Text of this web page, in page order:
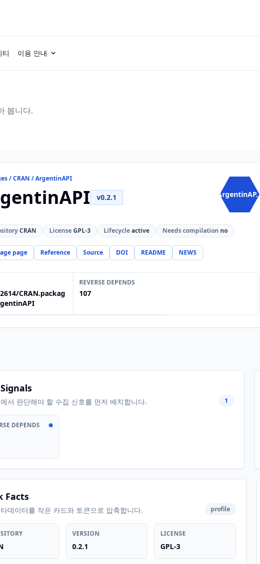
티 이용 안내
봅니다.
/ CRAN / ArgentinAPI
v0.2.1 ArgentinAP...
CRAN LicenseGPL-3 Lifecycleactive Needs compilation no
page Reference Source DOI README NEWS
CRAN.packag
REVERSE DEPENDS
107
서 판단해야 할 수집 신호를 먼저 배치합니다. 1
DEPENDS
Facts
데이터를 작은 카드와 토큰으로 압축합니다. profile
VERSION
0.2.1
LICENSE
GPL-3